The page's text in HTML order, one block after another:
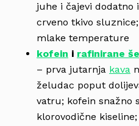
juhe i čajevi
crveno tkivo
mlake temperature
kofein i rafinirane
– prva jutarnja kava
želudac poput
vatru; kofein snažno
klorovodične